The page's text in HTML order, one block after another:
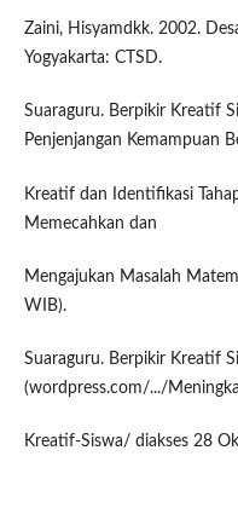
Zaini, Hisyamdkk. 2002.
Yogyakarta: CTSD.
Suaraguru. Berpikir Kreatif
Penjenjangan Kemampuan
Kreatif dan Identifikasi
Memecahkan dan
Mengajukan Masalah
WIB).
Suaraguru. Berpikir Kreatif
(wordpress.com/.../
Kreatif-Siswa/ diakses 28